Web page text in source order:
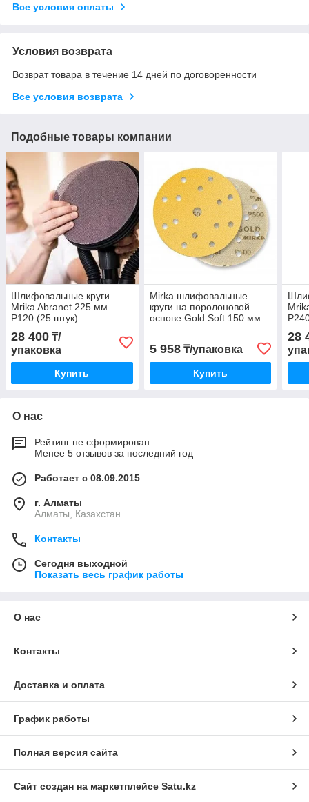
Все условия оплаты
Условия возврата
Возврат товара в течение 14 дней по договоренности
Все условия возврата
Подобные товары компании
Шлифовальные круги
Mrika Abranet 225 мм
P120 (25 штук)
(5422302512)
28 400 ₸/
упаковка
Купить
Mirka шлифовальные
круги на поролоновой
основе Gold Soft 150 мм
5 958₸/упаковка
Купить
28
О нас
Рейтинг не сформирован
Менее 5 отзывов за последний год
Работает с 08.09.2015
г. Алматы
Алматы, Казахстан
Контакты
Сегодня выходной
Показать весь график работы
О нас
Контакты
Доставка и оплата
График работы
Полная версия сайта
Сайт создан на маркетплейсе Satu.kz